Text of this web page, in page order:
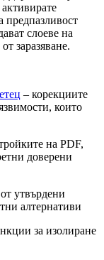
предпазливост
слоеве на
заразяване.
– корекциите
които
на PDF,
доверени
утвърдени
алтернативи
за изолиране